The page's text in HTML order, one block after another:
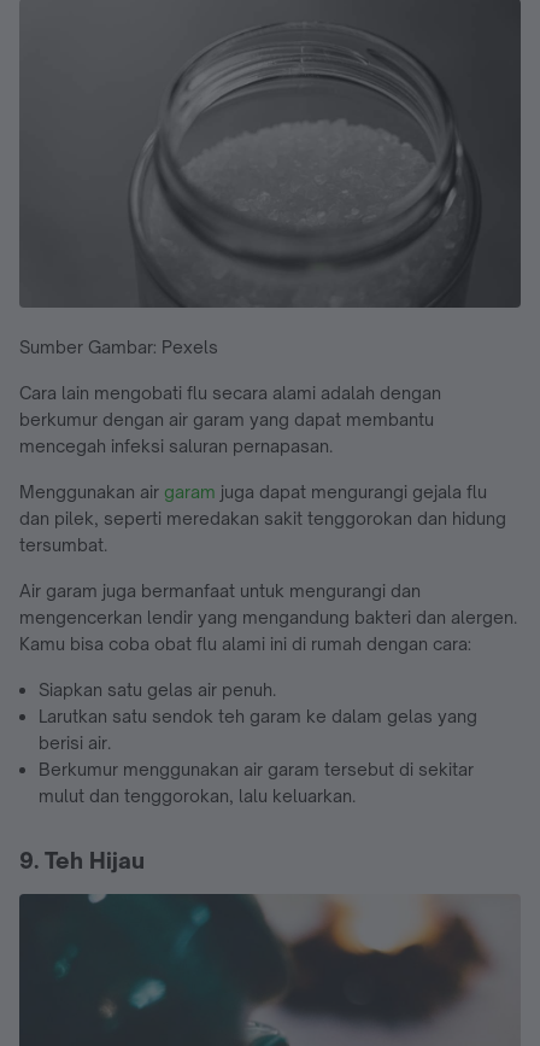
Sumber Gambar: Pexels
Cara lain mengobati flu secara alami adalah dengan
berkumur dengan air garam yang dapat membantu
mencegah infeksi saluran pernapasan.
Menggunakan air garam juga dapat mengurangi gejala flu
dan pilek, seperti meredakan sakit tenggorokan dan hidung
tersumbat.
Air garam juga bermanfaat untuk mengurangi dan
mengencerkan lendir yang mengandung bakteri dan alergen.
Kamu bisa coba obat flu alami ini di rumah dengan cara:
Siapkan satu gelas air penuh.
Larutkan satu sendok teh garam ke dalam gelas yang
berisi air.
Berkumur menggunakan air garam tersebut di sekitar
mulut dan tenggorokan, lalu keluarkan.
9. Teh Hijau